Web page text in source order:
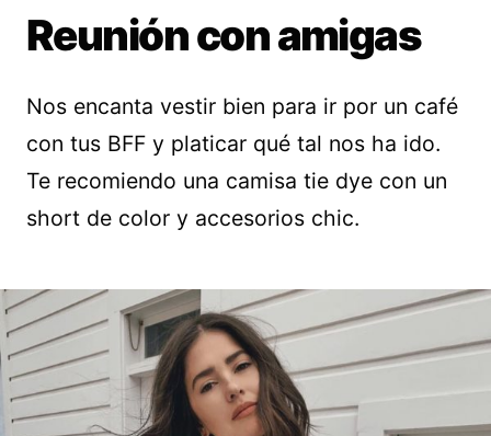
Reunión con amigas
Nos encanta vestir bien para ir por un café
con tus BFF y platicar qué tal nos ha ido.
Te recomiendo una camisa tie dye con un
short de color y accesorios chic.